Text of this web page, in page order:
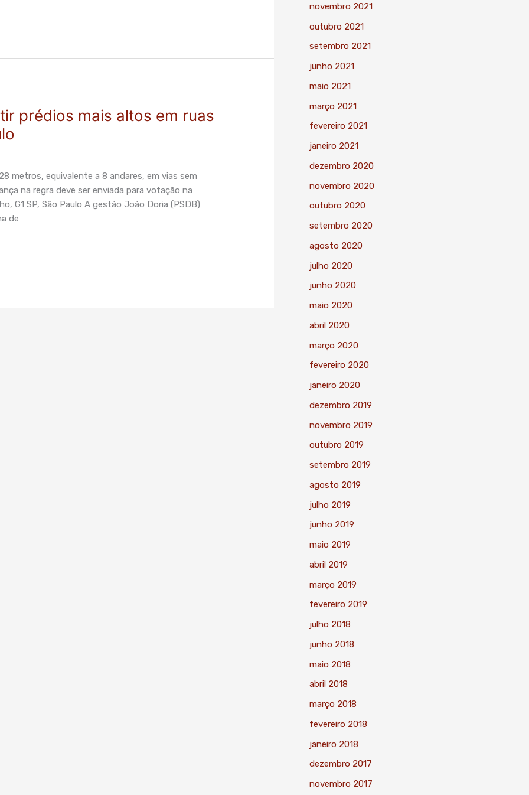
prédios mais altos em ruas
metros, equivalente a 8 andares, em vias sem
na regra deve ser enviada para votação na
G1 SP, São Paulo A gestão João Doria (PSDB)
de
novembro 2021
outubro 2021
setembro 2021
junho 2021
maio 2021
março 2021
fevereiro 2021
janeiro 2021
dezembro 2020
novembro 2020
outubro 2020
setembro 2020
agosto 2020
julho 2020
junho 2020
maio 2020
abril 2020
março 2020
fevereiro 2020
janeiro 2020
dezembro 2019
novembro 2019
outubro 2019
setembro 2019
agosto 2019
julho 2019
junho 2019
maio 2019
abril 2019
março 2019
fevereiro 2019
julho 2018
junho 2018
maio 2018
abril 2018
março 2018
fevereiro 2018
janeiro 2018
dezembro 2017
novembro 2017